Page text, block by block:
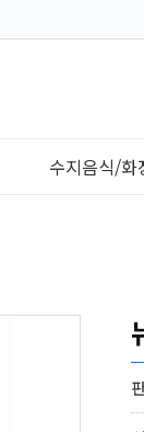
수지음식/화